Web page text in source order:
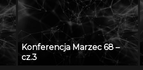
Konferencja Marzec 68 –
cz.3